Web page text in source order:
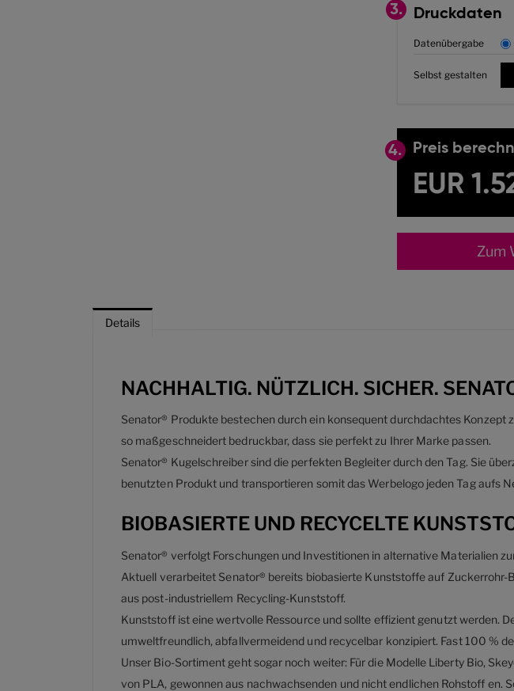
3. Druckdaten
Datenübergabe
Selbst gestalten
4. Preis
EUR
Zum
Details
NACHHALTIG. NÜTZLICH. SICHER.
Senator® Produkte bestechen durch ein konsequent durchdachtes
so maßgeschneidert bedruckbar, dass sie perfekt zu Ihrer Marke passen.
Senator® Kugelschreiber sind die perfekten Begleiter durch den Tag. Sie
benutzten Produkt und transportieren somit das Werbelogo jeden Tag aufs
BIOBASIERTE UND RECYCELTE
Senator® verfolgt Forschungen und Investitionen in alternative Materialien
Aktuell verarbeitet Senator® bereits biobasierte Kunststoffe auf
aus post-industriellem Recycling-Kunststoff.
Kunststoff ist eine wertvolle Ressource und sollte effizient genutzt werden.
umweltfreundlich, abfallvermeidend und recycelbar konzipiert. Fast 100 %
Unser Bio-Sortiment geht sogar noch weiter: Für die Modelle Liberty Bio,
von PLA, gewonnen aus nachwachsenden und nicht endlichen Rohstoff en.